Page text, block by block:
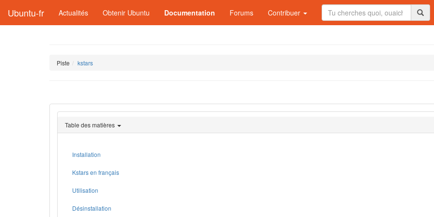
Ubuntu-fr Actualités Obtenir Ubuntu Documentation Forums Contribuer
Piste kstars
Table des matières
Installation
Kstars en français
Utilisation
Désinstallation